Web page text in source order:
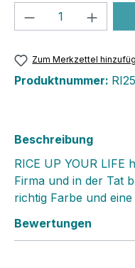
Produkt
Zum Merkzettel
Produktnummer:
Beschreibung
RICE UP YOUR LIFE
Firma und in der Tat
richtig Farbe und
Bewertungen